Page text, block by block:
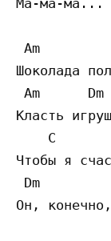
Ма-ма-ма...
Am
Шоколада
Am
Класть
C
Чтобы я
Dm
Он,